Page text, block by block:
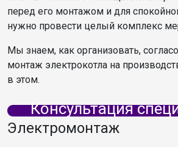
перед его монтажом и для
нужно провести целый комплекс
Мы знаем, как организовать,
монтаж электрокотла на
в этом.
Консультация
Электромонтаж